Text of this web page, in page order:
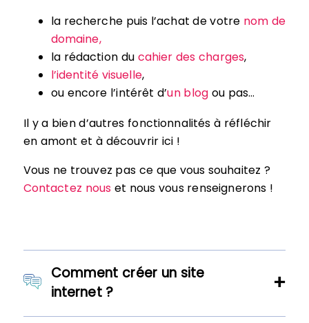
la recherche puis l’achat de votre nom de
domaine,
la rédaction du cahier des charges,
l’identité visuelle,
ou encore l’intérêt d’un blogou pas…
Il y a bien d’autres fonctionnalités à réfléchir
en amont et à découvrir ici !
Vous ne trouvez pas ce que vous souhaitez ?
Contactez nous et nous vous renseignerons !
Comment créer un site
internet ?